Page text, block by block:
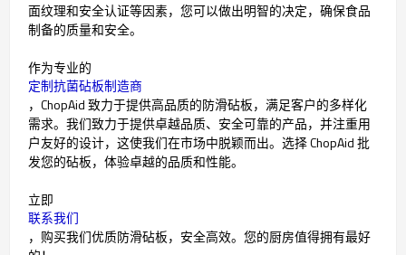
面纹理和安全认证等因素，您可以做出明智的决定，确保食品
制备的质量和安全。
作为专业的
定制抗菌砧板制造商
，ChopAid 致力于提供高品质的防滑砧板，满足客户的多样化
需求。我们致力于提供卓越品质、安全可靠的产品，并注重用
户友好的设计，这使我们在市场中脱颖而出。选择 ChopAid 批
发您的砧板，体验卓越的品质和性能。
立即
联系我们
，购买我们优质防滑砧板，安全高效。您的厨房值得拥有最好